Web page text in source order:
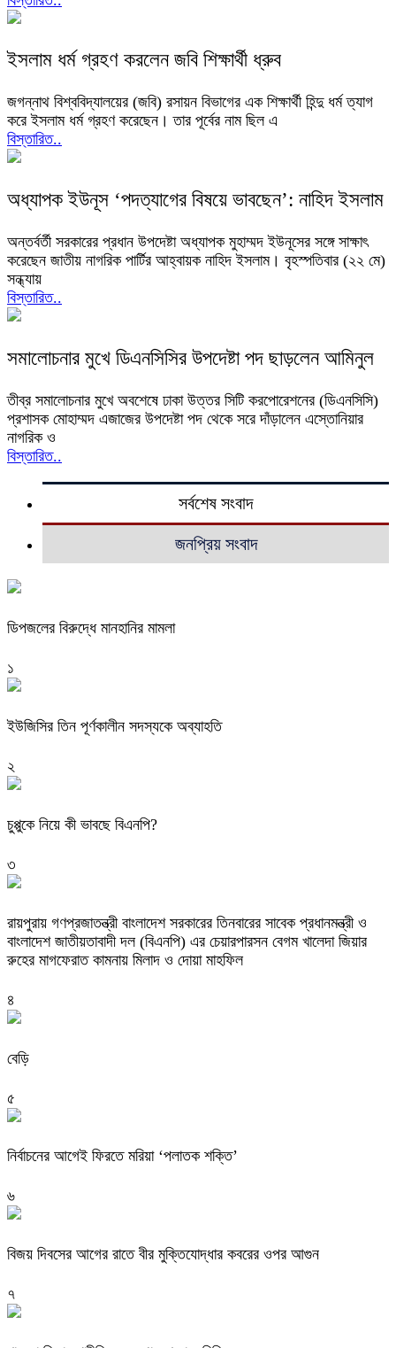
ইসলাম ধর্ম গ্রহণ করলেন জবি শিক্ষার্থী ধ্রুব
জগন্নাথ বিশ্ববিদ্যালয়ের (জবি) রসায়ন বিভাগের এক শিক্ষার্থী হিন্দু ধর্ম ত্যাগ
করে ইসলাম ধর্ম গ্রহণ করেছেন। তার পূর্বের নাম ছিল এ
বিস্তারিত..
অধ্যাপক ইউনূস ‘পদত্যাগের বিষয়ে ভাবছেন’: নাহিদ ইসলাম
অন্তর্বর্তী সরকারের প্রধান উপদেষ্টা অধ্যাপক মুহাম্মদ ইউনূসের সঙ্গে সাক্ষাৎ
করেছেন জাতীয় নাগরিক পার্টির আহ্বায়ক নাহিদ ইসলাম। বৃহস্পতিবার (২২ মে)
সন্ধ্যায়
বিস্তারিত..
সমালোচনার মুখে ডিএনসিসির উপদেষ্টা পদ ছাড়লেন আমিনুল
তীব্র সমালোচনার মুখে অবশেষে ঢাকা উত্তর সিটি করপোরেশনের (ডিএনসিসি)
প্রশাসক মোহাম্মদ এজাজের উপদেষ্টা পদ থেকে সরে দাঁড়ালেন এস্তোনিয়ার
নাগরিক ও
বিস্তারিত..
সর্বশেষ সংবাদ
জনপ্রিয় সংবাদ
ডিপজলের বিরুদ্ধে মানহানির মামলা
১
ইউজিসির তিন পূর্ণকালীন সদস্যকে অব্যাহতি
২
চুপ্পুকে নিয়ে কী ভাবছে বিএনপি?
৩
রায়পুরায় গণপ্রজাতন্ত্রী বাংলাদেশ সরকারের তিনবারের সাবেক প্রধানমন্ত্রী ও
বাংলাদেশ জাতীয়তাবাদী দল (বিএনপি) এর চেয়ারপারসন বেগম খালেদা জিয়ার
রুহের মাগফেরাত কামনায় মিলাদ ও দোয়া মাহফিল
৪
বেড়ি
৫
নির্বাচনের আগেই ফিরতে মরিয়া ‘পলাতক শক্তি’
৬
বিজয় দিবসের আগের রাতে বীর মুক্তিযোদ্ধার কবরের ওপর আগুন
৭